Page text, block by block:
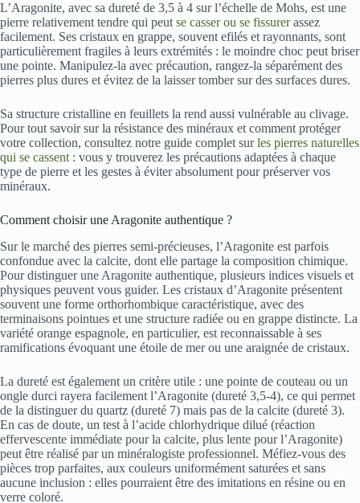
L’Aragonite, avec sa dureté de 3,5 à 4 sur l’échelle de Mohs, est une
pierre relativement tendre qui peut se casser ou se fissurerassez
facilement. Ses cristaux en grappe, souvent efilés et rayonnants, sont
particulièrement fragiles à leurs extrémités : le moindre choc peut briser
une pointe. Manipulez-la avec précaution, rangez-la séparément des
pierres plus dures et évitez de la laisser tomber sur des surfaces dures.
Sa structure cristalline en feuillets la rend aussi vulnérable au clivage.
Pour tout savoir sur la résistance des minéraux et comment protéger
votre collection, consultez notre guide complet surles pierres naturelles
qui se cassent : vous y trouverez les précautions adaptées à chaque
type de pierre et les gestes à éviter absolument pour préserver vos
minéraux.
Comment choisir une Aragonite authentique ?
Sur le marché des pierres semi-précieuses, l’Aragonite est parfois
confondue avec la calcite, dont elle partage la composition chimique.
Pour distinguer une Aragonite authentique, plusieurs indices visuels et
physiques peuvent vous guider. Les cristaux d’Aragonite présentent
souvent une forme orthorhombique caractéristique, avec des
terminaisons pointues et une structure radiée ou en grappe distincte. La
variété orange espagnole, en particulier, est reconnaissable à ses
ramifications évoquant une étoile de mer ou une araignée de cristaux.
La dureté est également un critère utile : une pointe de couteau ou un
ongle durci rayera facilement l’Aragonite (dureté 3,5-4), ce qui permet
de la distinguer du quartz (dureté 7) mais pas de la calcite (dureté 3).
En cas de doute, un test à l’acide chlorhydrique dilué (réaction
effervescente immédiate pour la calcite, plus lente pour l’Aragonite)
peut être réalisé par un minéralogiste professionnel. Méfiez-vous des
pièces trop parfaites, aux couleurs uniformément saturées et sans
aucune inclusion : elles pourraient être des imitations en résine ou en
verre coloré.